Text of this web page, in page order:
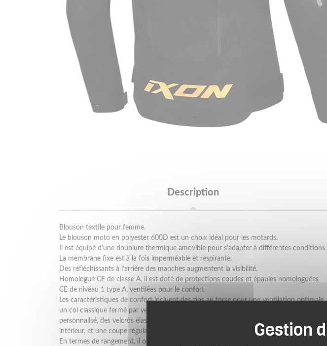
Description
Blouson textile pour femme.
Le blouson moto en polyester 600D est un choix idéal pour les motards.
Il est équipé d'une doublure thermique amovible pour s'adapter à différentes conditions.
La membrane fixe est à la fois imperméable et respirante.
Des réfléchissants à l'arrière des manches augmentent la visibilité.
Homologué CE de classe A, il est doté de protections coudes et épaules homologuées
CE de niveau 1 type A, ventilées pour le confort.
Les caractéristiques de confort incluent des zips au torse pour une ventilation optimale,
un col classique fermé par velcro, des velcros aux poignets et au col pour un ajustement
personnalisé, des velcros élastiques à la taille, une fermeture principale avec zip et rabat
intérieur, et une coupe régular pour une tenue confortable.
En termes de rangement, il offre deux poches extérieures, une poche intérieure et une